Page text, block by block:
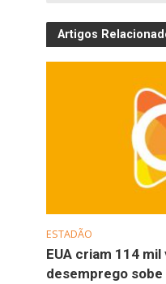
Artigos
ESTADÃO
EUA criam 114
desemprego sobe